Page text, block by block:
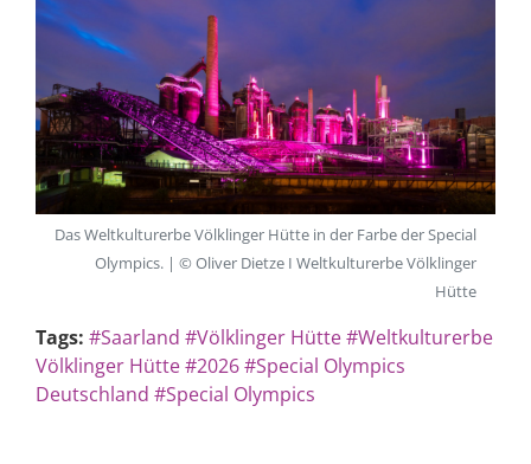
Das Weltkulturerbe Völklinger Hütte in der Farbe der Special
Olympics. | © Oliver Dietze I Weltkulturerbe Völklinger
Hütte
Tags: #Saarland #Völklinger Hütte#Weltkulturerbe
Völklinger Hütte#2026#Special Olympics
Deutschland #Special Olympics